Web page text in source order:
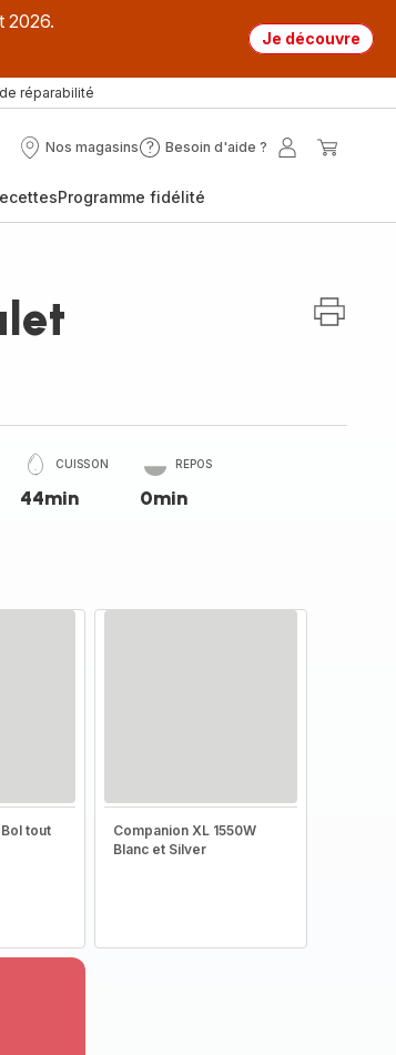
2026.
Je découvre
réparabilité
Nos magasins
Nos
Besoin d'aide ?
Besoin
?
Mon
Programme fidélité
CUISSON
44min
REPOS
0min
tout
Companion XL 1550W
Blanc et Silver